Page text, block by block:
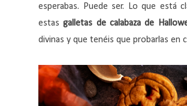
esperabas. Puede ser. Lo que está
estasgalletas de calabaza de
divinas y que tenéis que probarlas en